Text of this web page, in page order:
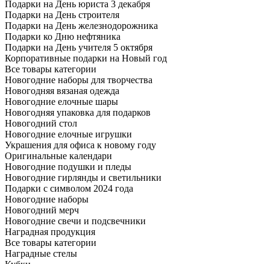
Подарки на День юриста 3 декабря
Подарки на День строителя
Подарки на День железнодорожника
Подарки ко Дню нефтяника
Подарки на День учителя 5 октября
Корпоративные подарки на Новый год
Все товары категории
Новогодние наборы для творчества
Новогодняя вязаная одежда
Новогодние елочные шары
Новогодняя упаковка для подарков
Новогодний стол
Новогодние елочные игрушки
Украшения для офиса к новому году
Оригинальные календари
Новогодние подушки и пледы
Новогодние гирлянды и светильники
Подарки с символом 2024 года
Новогодние наборы
Новогодний мерч
Новогодние свечи и подсвечники
Наградная продукция
Все товары категории
Наградные стелы